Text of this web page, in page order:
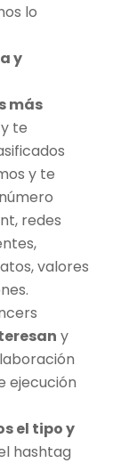
lo
y
más
y te
y te
número
redes
valores
y
ejecución
el tipo y
hashtag